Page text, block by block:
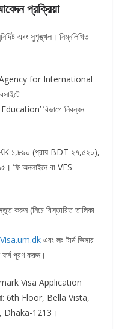
প্রক্রিয়া
এবং সুশৃঙ্খল। নিম্নলিখিত
for International
বিভাগে নিবন্ধন
১,৮৯০ (প্রায় BDT ২৭,৫২০),
ফি অনলাইনে বা VFS
করুন (নিচে বিস্তারিত তালিকা
এবং লং-টার্ম ভিসার
পূরণ করুন।
Visa Application
6th Floor, Bella Vista,
Dhaka-1213।